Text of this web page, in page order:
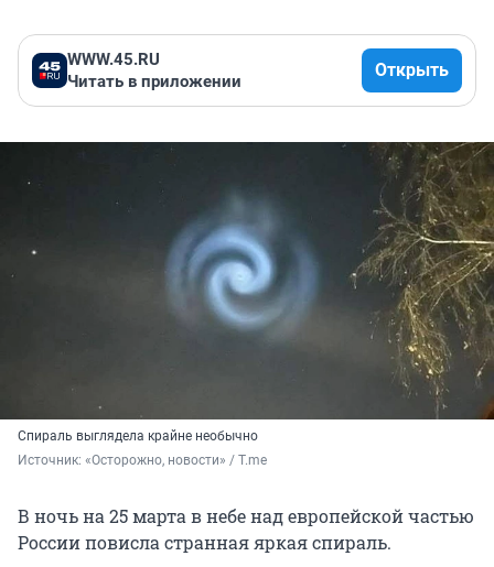
WWW.45.RU
Читать в приложении
Открыть
Спираль выглядела крайне необычно
Источник: «Осторожно, новости» / T.me
В ночь на 25 марта в небе над европейской частью
России повисла странная яркая спираль.